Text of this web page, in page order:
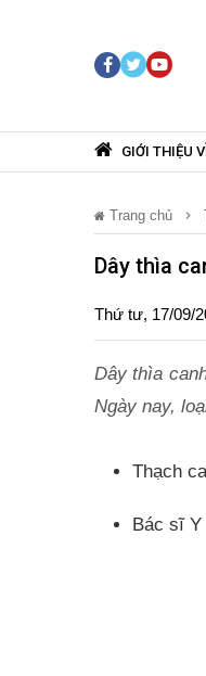
GIỚI THIỆU
Trang chủ
Dây thìa
Thứ tư, 17/09/
Dây thìa
Ngày nay,
Thạch
Bác sĩ Y